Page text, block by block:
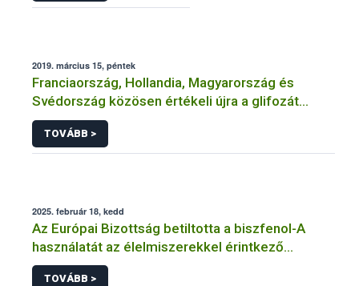
2019. március 15, péntek
Franciaország, Hollandia, Magyarország és
Svédország közösen értékeli újra a glifozát
hatóanyagot
TOVÁBB >
2025. február 18, kedd
Az Európai Bizottság betiltotta a biszfenol-A
használatát az élelmiszerekkel érintkező
anyagokban
TOVÁBB >